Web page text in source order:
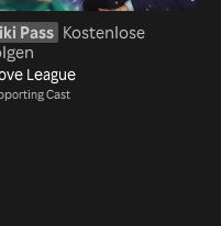
Pass Kostenlose
League
Cast